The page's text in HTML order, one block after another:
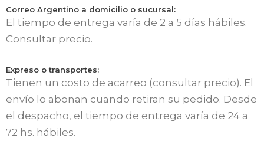
Correo Argentino a domicilio o sucursal:
El tiempo de entrega varía de 2 a 5 días hábiles.
Consultar precio.
Expreso o transportes:
Tienen un costo de acarreo (consultar precio). El
envío lo abonan cuando retiran su pedido. Desde
el despacho, el tiempo de entrega varía de 24 a
72 hs. hábiles.